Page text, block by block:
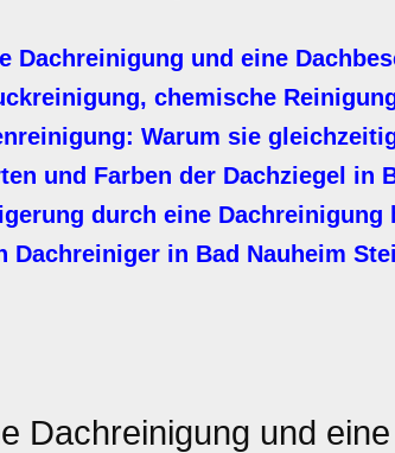
Dachreinigung und eine
chemische
Warum sie
und Farben der Dachziegel in
durch eine Dachreinigung
Dachreiniger in Bad Nauheim
Dachreinigung und